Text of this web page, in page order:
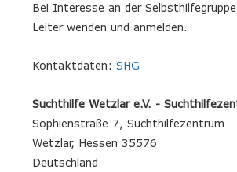
Bei Interesse an der
Leiter wenden und anmelden.
Kontaktdaten: SHG
Suchthilfe Wetzlar e.V. -
Sophienstraße 7
Suchthilfezentrum
Wetzlar, Hessen 35576
Deutschland